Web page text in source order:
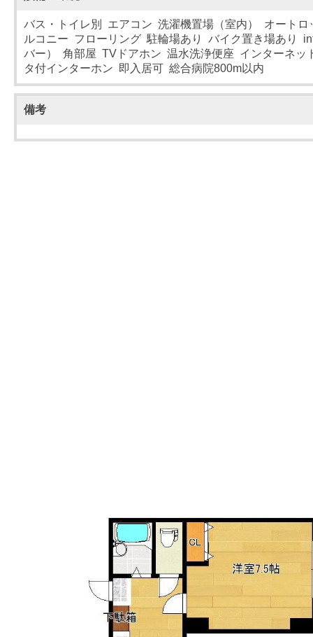
バス・トイレ別 エアコン 洗濯機置場（室内） オート
ルコニー フローリング 駐輪場あり バイク置き場あり
バー） 角部屋 TVドアホン 温水洗浄便座 インターネッ
タ付インターホン 即入居可 総合病院800m以内
備考